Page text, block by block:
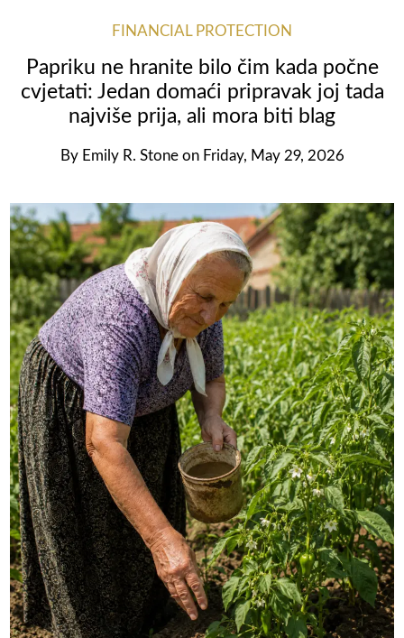
FINANCIAL PROTECTION
Papriku ne hranite bilo čim kada počne
cvjetati: Jedan domaći pripravak joj tada
najviše prija, ali mora biti blag
By Emily R. Stone on Friday, May 29, 2026